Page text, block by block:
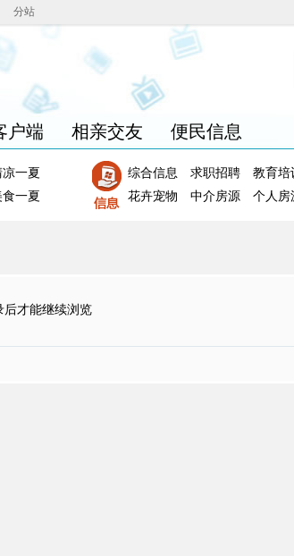
分站
户端 相亲交友 便民信息
凉一夏
食一夏
综合信息 求职招聘
教育培
花卉宠物
中介房源 个人房
后才能继续浏览